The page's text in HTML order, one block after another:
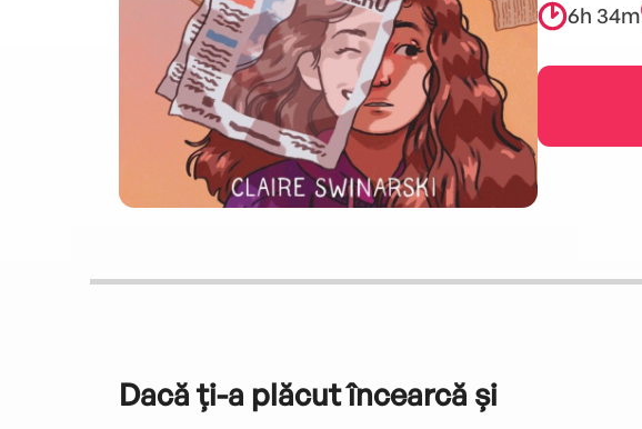
6h 34m
Dacă ți-a plăcut încearcă și